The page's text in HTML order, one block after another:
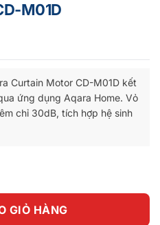
M01D
1.650.000₫.
Curtain Motor CD-M01D kết
ứng dụng Aqara Home. Vỏ
chỉ 30dB, tích hợp hệ sinh
GIỎ HÀNG